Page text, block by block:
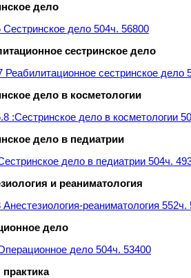
дело
дело 504ч. 56800
сестринское дело
Реабилитационное сестринское дело
дело в косметологии
:Сестринское дело в косметологии
дело в педиатрии
дело в педиатрии 504ч.
и реаниматология
реаниматология 552ч.
дело
дело 504ч. 53400